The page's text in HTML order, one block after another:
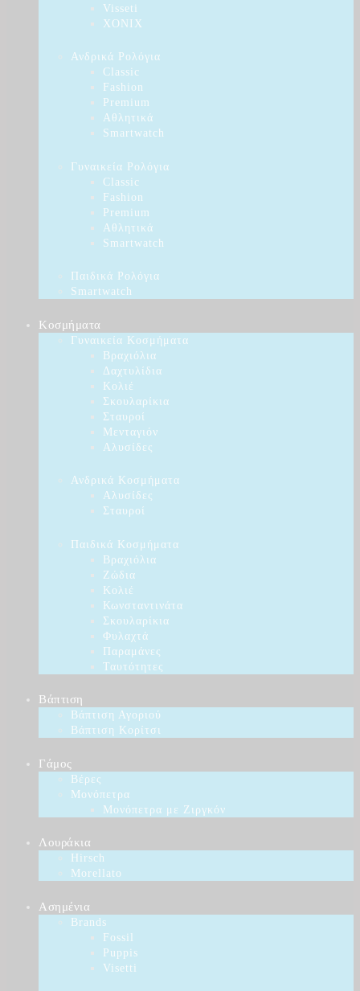
Visseti
XONIX
Ανδρικά Ρολόγια
Classic
Fashion
Premium
Αθλητικά
Smartwatch
Γυναικεία Ρολόγια
Classic
Fashion
Premium
Αθλητικά
Smartwatch
Παιδικά Ρολόγια
Smartwatch
Κοσμήματα
Γυναικεία Κοσμήματα
Βραχιόλια
Δαχτυλίδια
Κολιέ
Σκουλαρίκια
Σταυροί
Μενταγιόν
Αλυσίδες
Ανδρικά Κοσμήματα
Αλυσίδες
Σταυροί
Παιδικά Κοσμήματα
Βραχιόλια
Ζώδια
Κολιέ
Κωνσταντινάτα
Σκουλαρίκια
Φυλαχτά
Παραμάνες
Ταυτότητες
Βάπτιση
Βάπτιση Αγοριού
Βάπτιση Κορίτσι
Γάμος
Βέρες
Μονόπετρα
Μονόπετρα με Ζιργκόν
Λουράκια
Hirsch
Morellato
Ασημένια
Brands
Fossil
Puppis
Visetti